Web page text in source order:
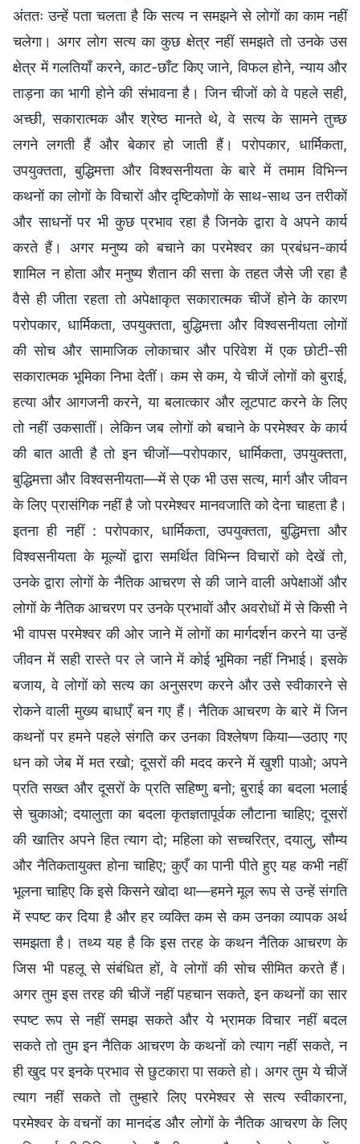
अंततः उन्हें पता चलता है कि सत्य न समझने से लोगों का काम नहीं
चलेगा। अगर लोग सत्य का कुछ क्षेत्र नहीं समझते तो उनके उस
क्षेत्र में गलतियाँ करने, काट-छाँट किए जाने, विफल होने, न्याय और
ताड़ना का भागी होने की संभावना है। जिन चीजों को वे पहले सही,
अच्छी, सकारात्मक और श्रेष्ठ मानते थे, वे सत्य के सामने तुच्छ
लगने लगती हैं और बेकार हो जाती हैं। परोपकार, धार्मिकता,
उपयुक्तता, बुद्धिमत्ता और विश्वसनीयता के बारे में तमाम विभिन्न
कथनों का लोगों के विचारों और दृष्टिकोणों के साथ-साथ उन तरीकों
और साधनों पर भी कुछ प्रभाव रहा है जिनके द्वारा वे अपने कार्य
करते हैं। अगर मनुष्य को बचाने का परमेश्वर का प्रबंधन-कार्य
शामिल न होता और मनुष्य शैतान की सत्ता के तहत जैसे जी रहा है
वैसे ही जीता रहता तो अपेक्षाकृत सकारात्मक चीजें होने के कारण
परोपकार, धार्मिकता, उपयुक्तता, बुद्धिमत्ता और विश्वसनीयता लोगों
की सोच और सामाजिक लोकाचार और परिवेश में एक छोटी-सी
सकारात्मक भूमिका निभा देतीं। कम से कम, ये चीजें लोगों को बुराई,
हत्या और आगजनी करने, या बलात्कार और लूटपाट करने के लिए
तो नहीं उकसातीं। लेकिन जब लोगों को बचाने के परमेश्वर के कार्य
की बात आती है तो इन चीजों—परोपकार, धार्मिकता, उपयुक्तता,
बुद्धिमत्ता और विश्वसनीयता—में से एक भी उस सत्य, मार्ग और जीवन
के लिए प्रासंगिक नहीं है जो परमेश्वर मानवजाति को देना चाहता है।
इतना ही नहीं : परोपकार, धार्मिकता, उपयुक्तता, बुद्धिमत्ता और
विश्वसनीयता के मूल्यों द्वारा समर्थित विभिन्न विचारों को देखें तो,
उनके द्वारा लोगों के नैतिक आचरण से की जाने वाली अपेक्षाओं और
लोगों के नैतिक आचरण पर उनके प्रभावों और अवरोधों में से किसी ने
भी वापस परमेश्वर की ओर जाने में लोगों का मार्गदर्शन करने या उन्हें
जीवन में सही रास्ते पर ले जाने में कोई भूमिका नहीं निभाई। इसके
बजाय, वे लोगों को सत्य का अनुसरण करने और उसे स्वीकारने से
रोकने वाली मुख्य बाधाएँ बन गए हैं। नैतिक आचरण के बारे में जिन
कथनों पर हमने पहले संगति कर उनका विश्लेषण किया—उठाए गए
धन को जेब में मत रखो; दूसरों की मदद करने में खुशी पाओ; अपने
प्रति सख्त और दूसरों के प्रति सहिष्णु बनो; बुराई का बदला भलाई
से चुकाओ; दयालुता का बदला कृतज्ञतापूर्वक लौटाना चाहिए; दूसरों
की खातिर अपने हित त्याग दो; महिला को सच्चरित्र, दयालु, सौम्य
और नैतिकतायुक्त होना चाहिए; कुएँ का पानी पीते हुए यह कभी नहीं
भूलना चाहिए कि इसे किसने खोदा था—हमने मूल रूप से उन्हें संगति
में स्पष्ट कर दिया है और हर व्यक्ति कम से कम उनका व्यापक अर्थ
समझता है। तथ्य यह है कि इस तरह के कथन नैतिक आचरण के
जिस भी पहलू से संबंधित हों, वे लोगों की सोच सीमित करते हैं।
अगर तुम इस तरह की चीजें नहीं पहचान सकते, इन कथनों का सार
स्पष्ट रूप से नहीं समझ सकते और ये भ्रामक विचार नहीं बदल
सकते तो तुम इन नैतिक आचरण के कथनों को त्याग नहीं सकते, न
ही खुद पर इनके प्रभाव से छुटकारा पा सकते हो। अगर तुम ये चीजें
त्याग नहीं सकते तो तुम्हारे लिए परमेश्वर से सत्य स्वीकारना,
परमेश्वर के वचनों का मानदंड और लोगों के नैतिक आचरण के लिए